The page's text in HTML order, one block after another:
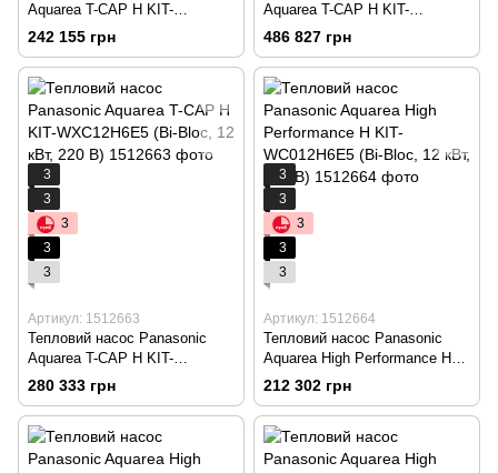
Aquarea T-CAP H KIT-
WXC09H3E5 (Bi-Bloc, 9 кВт,
242 155 грн
Aquarea T-CAP H KIT-
AXC12HE8 (All in One, 12 кВт,
486 827 грн
3
3
3
3
3
Артикул: 1512663
Тепловий насос Panasonic
Aquarea T-CAP H KIT-
WXC12H6E5 (Bi-Bloc, 12 кВт,
280 333 грн
3
3
3
3
3
Артикул: 1512664
Тепловий насос Panasonic
Aquarea High Performance H
KIT-WC012H6E5 (Bi-Bloc, 12
кВт, 220 В)
212 302 грн